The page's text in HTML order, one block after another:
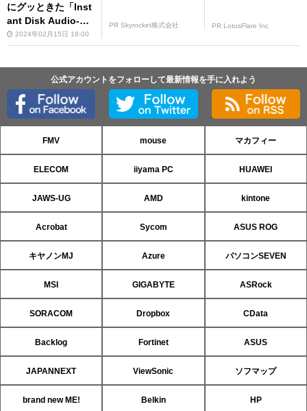
にグッときた「Inst
ant Disk Audio-CP
2」【実機レビュ
ー】
2024年02月15日 18:00
PR Skyrocket株式会社 PR LotusFlare Inc
公式アカウントをフォローして最新情報を手に入れよう
FMV mouse マカフィー
ELECOM iiyama PC HUAWEI
JAWS-UG AMD kintone
Acrobat Sycom ASUS ROG
キヤノンMJ Azure パソコンSEVEN
MSI GIGABYTE ASRock
SORACOM Dropbox CData
Backlog Fortinet ASUS
JAPANNEXT ViewSonic ソフマップ
brand new ME! Belkin HP